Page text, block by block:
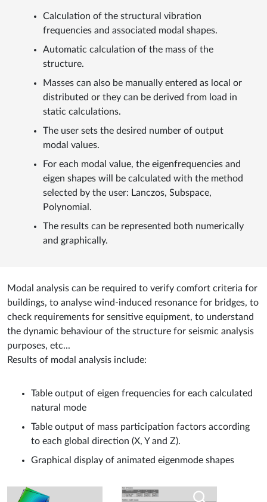
Calculation of the structural vibration
frequencies and associated modal shapes.
Automatic calculation of the mass of the
structure.
Masses can also be manually entered as local or
distributed or they can be derived from load in
static calculations.
The user sets the desired number of output
modal values.
For each modal value, the eigenfrequencies and
eigen shapes will be calculated with the method
selected by the user: Lanczos, Subspace,
Polynomial.
The results can be represented both numerically
and graphically.
Modal analysis can be required to verify comfort criteria for
buildings, to analyse wind-induced resonance for bridges, to
check requirements for sensitive equipment, to understand
the dynamic behaviour of the structure for seismic analysis
purposes, etc...
Results of modal analysis include:
Table output of eigen frequencies for each calculated
natural mode
Table output of mass participation factors according
to each global direction (X, Y and Z).
Graphical display of animated eigenmode shapes